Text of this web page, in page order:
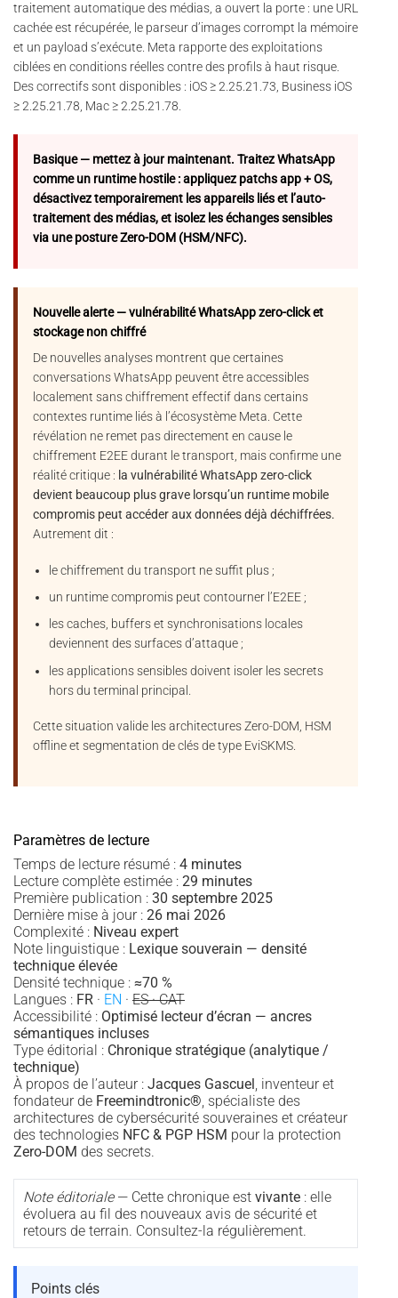
traitement automatique des médias, a ouvert la porte : une URL
cachée est récupérée, le parseur d’images corrompt la mémoire
et un payload s’exécute. Meta rapporte des exploitations
ciblées en conditions réelles contre des profils à haut risque.
Des correctifs sont disponibles : iOS ≥ 2.25.21.73, Business iOS
≥ 2.25.21.78, Mac ≥ 2.25.21.78.
Basique — mettez à jour maintenant. Traitez WhatsApp
comme un runtime hostile : appliquez patchs app + OS,
désactivez temporairement les appareils liés et l’auto-
traitement des médias, et isolez les échanges sensibles
via une posture Zero-DOM (HSM/NFC).
Nouvelle alerte — vulnérabilité WhatsApp zero-click et
stockage non chiffré
De nouvelles analyses montrent que certaines
conversations WhatsApp peuvent être accessibles
localement sans chiffrement effectif dans certains
contextes runtime liés à l’écosystème Meta. Cette
révélation ne remet pas directement en cause le
chiffrement E2EE durant le transport, mais confirme une
réalité critique : la vulnérabilité WhatsApp zero-click
devient beaucoup plus grave lorsqu’un runtime mobile
compromis peut accéder aux données déjà déchiffrées.
Autrement dit :
le chiffrement du transport ne suffit plus ;
un runtime compromis peut contourner l’E2EE ;
les caches, buffers et synchronisations locales
deviennent des surfaces d’attaque ;
les applications sensibles doivent isoler les secrets
hors du terminal principal.
Cette situation valide les architectures Zero-DOM, HSM
offline et segmentation de clés de type EviSKMS.
Paramètres de lecture
Temps de lecture résumé : 4 minutes
Lecture complète estimée : 29 minutes
Première publication : 30 septembre 2025
Dernière mise à jour : 26 mai 2026
Complexité : Niveau expert
Note linguistique : Lexique souverain — densité
technique élevée
Densité technique : ≈70 %
Langues : FR · EN · ES · CAT
Accessibilité : Optimisé lecteur d’écran — ancres
sémantiques incluses
Type éditorial : Chronique stratégique (analytique /
technique)
À propos de l’auteur : Jacques Gascuel , inventeur et
fondateur de Freemindtronic®, spécialiste des
architectures de cybersécurité souveraines et créateur
des technologies NFC & PGP HSM pour la protection
Zero-DOM des secrets.
Note éditoriale— Cette chronique est vivante: elle
évoluera au fil des nouveaux avis de sécurité et
retours de terrain. Consultez-la régulièrement.
Points clés